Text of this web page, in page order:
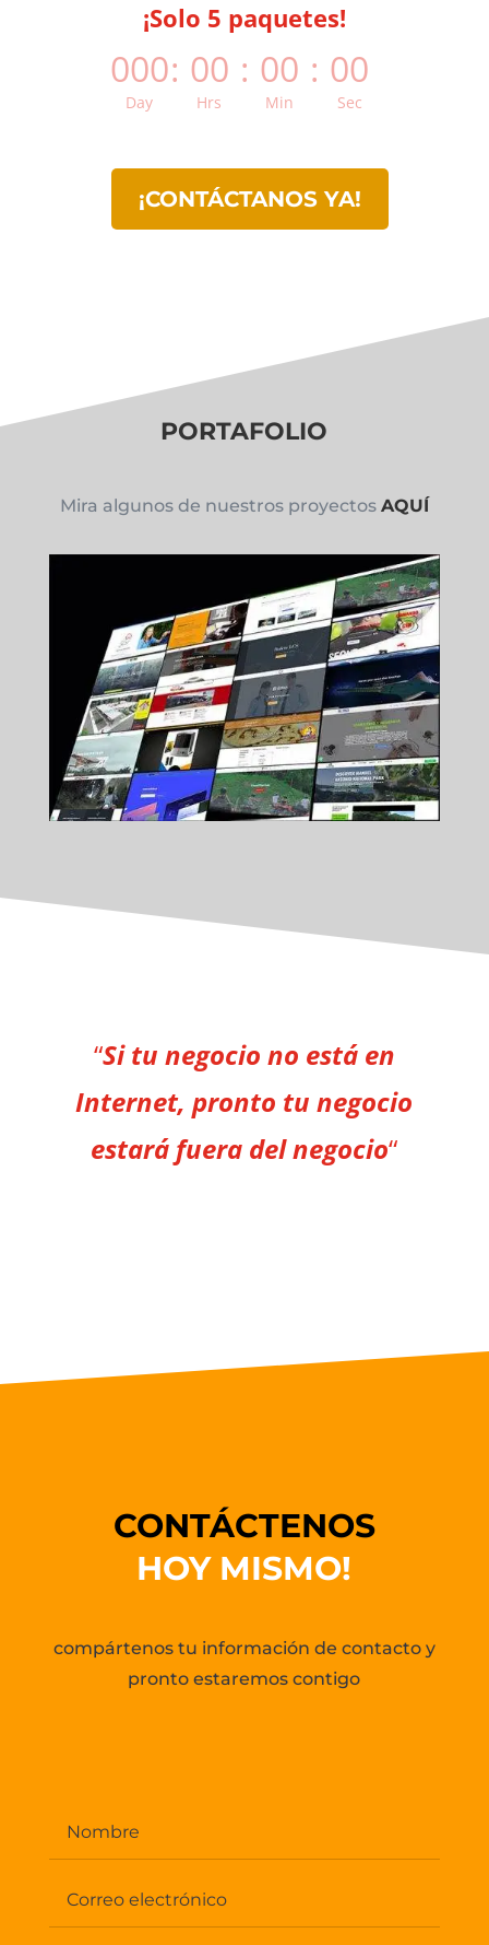
¡Solo 5 paquetes!
000
Day
: 00
Hrs
: 00
Min
: 00
Sec
¡CONTÁCTANOS YA!
PORTAFOLIO
Mira algunos de nuestros proyectos AQUÍ
“Si tu negocio no está en
Internet, pronto tu negocio
estará fuera del negocio“
CONTÁCTENOS
HOY MISMO!
compártenos tu información de contacto y
pronto estaremos contigo